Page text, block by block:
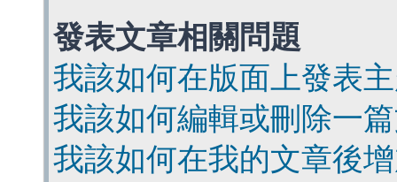
發表文章相關問題
我該如何在版面上發表
我該如何編輯或刪除一
我該如何在我的文章後